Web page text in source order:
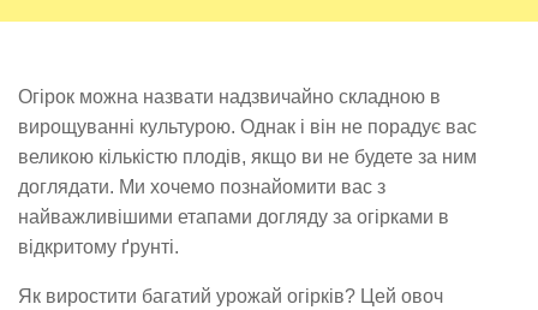
Огірок можна назвати надзвичайно складною в
вирощуванні культурою. Однак і він не порадує вас
великою кількістю плодів, якщо ви не будете за ним
доглядати. Ми хочемо познайомити вас з
найважливішими етапами догляду за огірками в
відкритому ґрунті.
Як виростити багатий урожай огірків? Цей овоч